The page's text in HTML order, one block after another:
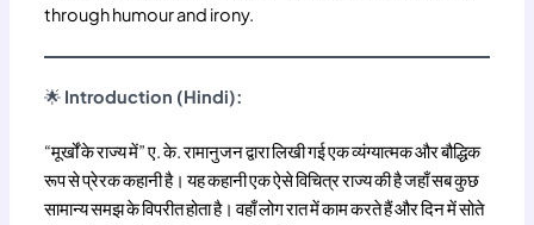
through humour and irony.
🌟 Introduction (Hindi):
“मूर्खों के राज्य में” ए. के. रामानुजन द्वारा लिखी गई एक व्यंग्यात्मक और बौद्धिक
रूप से प्रेरक कहानी है। यह कहानी एक ऐसे विचित्र राज्य की है जहाँ सब कुछ
सामान्य समझ के विपरीत होता है। वहाँ लोग रात में काम करते हैं और दिन में सोते